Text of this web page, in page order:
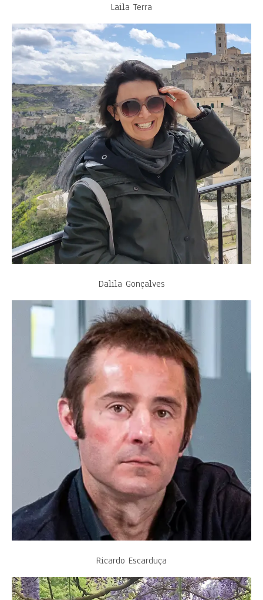
Laila Terra
Dalila Gonçalves
Ricardo Escarduça